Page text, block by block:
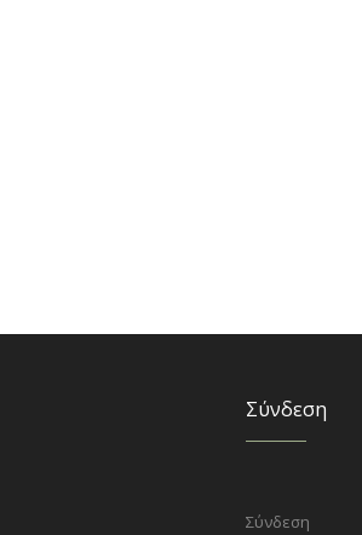
Σύνδεση
Σύνδεση